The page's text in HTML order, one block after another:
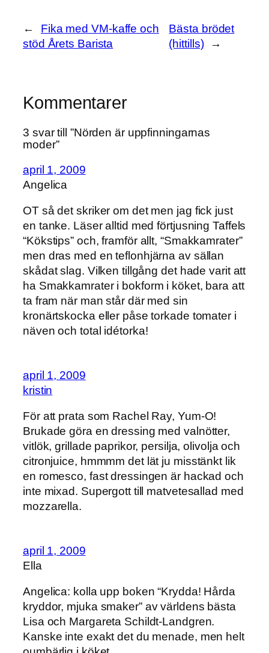
←
Fika med VM-kaffe och
stöd Årets Barista
Bästa brödet
(hittills)
→
Kommentarer
3 svar till ”Nörden är uppfinningarnas
moder”
april 1, 2009
Angelica
OT så det skriker om det men jag fick just
en tanke. Läser alltid med förtjusning Taffels
“Kökstips” och, framför allt, “Smakkamrater”
men dras med en teflonhjärna av sällan
skådat slag. Vilken tillgång det hade varit att
ha Smakkamrater i bokform i köket, bara att
ta fram när man står där med sin
kronärtskocka eller påse torkade tomater i
näven och total idétorka!
april 1, 2009
kristin
För att prata som Rachel Ray, Yum-O!
Brukade göra en dressing med valnötter,
vitlök, grillade paprikor, persilja, olivolja och
citronjuice, hmmmm det lät ju misstänkt lik
en romesco, fast dressingen är hackad och
inte mixad. Supergott till matvetesallad med
mozzarella.
april 1, 2009
Ella
Angelica: kolla upp boken “Krydda! Hårda
kryddor, mjuka smaker” av världens bästa
Lisa och Margareta Schildt-Landgren.
Kanske inte exakt det du menade, men helt